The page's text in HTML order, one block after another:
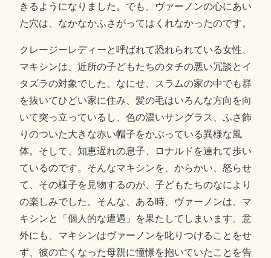
きるようになりました。でも、ヴァーノンの心にあい
た穴は、なかなかふさがってはくれなかったのです。
クレージーレディーと呼ばれて恐れられている女性、
マキシンは、近所の子どもたちのタチの悪い冗談とイ
タズラの対象でした。なにせ、スラムの家の中でも群
を抜いてひどい家に住み、髪の毛はいろんな方向を向
いて突っ立っているし、色の濃いサングラス、ふさ飾
りのついた大きな赤い帽子をかぶっている異様な風
体。そして、知恵遅れの息子、ロナルドを連れて歩い
ているのです。そんなマキシンを、からかい、怒らせ
て、その様子を見物するのが、子どもたちのなにより
の楽しみでした。そんな、ある時、ヴァーノンは、マ
キシンと「個人的な遭遇」を果たしてしまいます。意
外にも、マキシンはヴァーノンを叱りつけることをせ
ず、彼の亡くなった母親に憧憬を抱いていたことを告